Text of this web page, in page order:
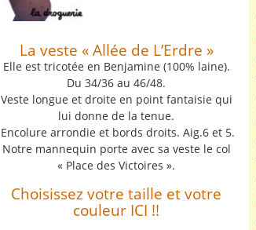
La veste « Allée de L’Erdre »
Elle est tricotée en Benjamine (100% laine).
Du 34/36 au 46/48.
Veste longue et droite en point fantaisie qui
lui donne de la tenue.
Encolure arrondie et bords droits. Aig.6 et 5.
Notre mannequin porte avec sa veste le col
« Place des Victoires ».
Choisissez votre taille et votre
couleur ICI !!